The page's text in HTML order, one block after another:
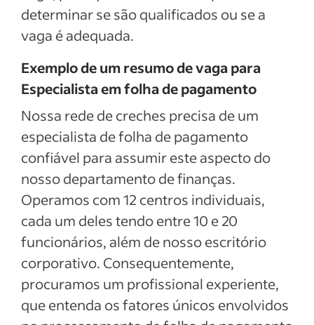
determinar se são qualificados ou se a
vaga é adequada.
Exemplo de um resumo de vaga para
Especialista em folha de pagamento
Nossa rede de creches precisa de um
especialista de folha de pagamento
confiável para assumir este aspecto do
nosso departamento de finanças.
Operamos com 12 centros individuais,
cada um deles tendo entre 10 e 20
funcionários, além de nosso escritório
corporativo. Consequentemente,
procuramos um profissional experiente,
que entenda os fatores únicos envolvidos